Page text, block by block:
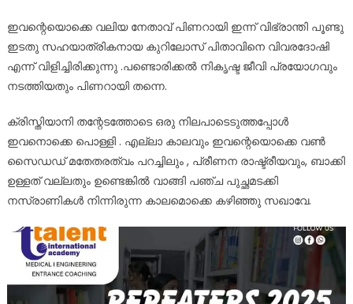
ഇവന്റെയൊക്കെ വലിയ നേതാവ് പിണറായി ഇന്ന് വിഭ്രാന്തി പൂണ്ടു
ഇടതു സഹയാത്രികനായ കുറിലോസ് പിതാവിനെ വിവരദോഷി
എന്ന് വിളിച്ചിരിക്കുന്നു .പണ്ടൊരിക്കൽ നികൃഷ്ട ജീവി പ്രയോഗവും
നടത്തിയതും പിണറായി തന്നെ.
ക്രിസ്തിയാനി തന്റേടത്തോടെ ഒരു നിലപാടെടുത്തപ്പോൾ
ഇവനൊക്കെ പൊള്ളി . എല്ലാ കാലവും ഇവന്റെയൊക്കെ വൺ
സൈഡഡ് മതേതരത്വം പറച്ചിലും , പ്രീണന രാഷ്ട്രീയവും, ബാക്കി
ഉള്ളത് വല്ലതും ഉണ്ടെങ്കിൽ വാങ്ങി പഞ്ച പുച്ഛമടക്കി
നസ്രാണികൾ നിന്നിരുന്ന കാലമൊക്കെ കഴിഞ്ഞു സഖാവേ.